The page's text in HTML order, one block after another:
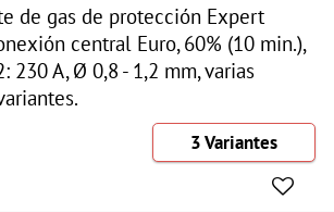
de gas de protección Expert
central Euro, 60% (10 min.),
230 A, Ø 0,8 - 1,2 mm, varias
3 Variantes